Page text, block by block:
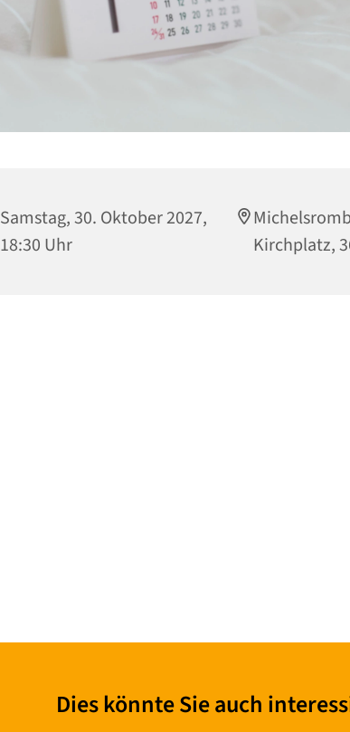
Samstag, 30. Oktober 2027,
18:30 Uhr
Kirchplatz,
Dies könnte Sie auch